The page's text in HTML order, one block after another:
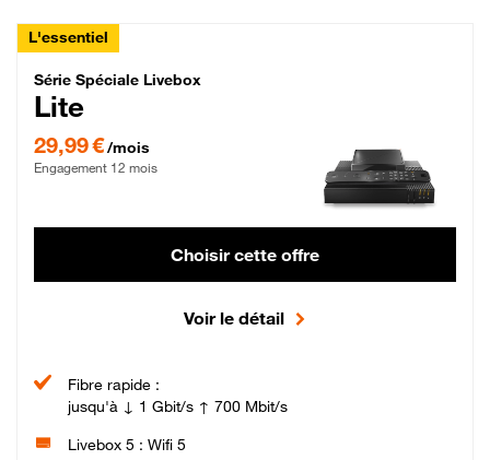
L'essentiel
Série Spéciale Livebox Lite Fibre
Série Spéciale Livebox
Lite
29,99 €/mois
Engagement 12 mois
Choisir cette offre
Voir le détail
Fibre rapide :
jusqu'à ↓ 1 Gbit/s ↑ 700 Mbit/s
Livebox 5 : Wifi 5